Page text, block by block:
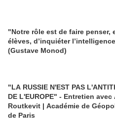
"Notre rôle est de faire penser,
élèves, d’inquiéter
(Gustave Monod)
"LA RUSSIE N'EST PAS
DE L'EUROPE" - Entretien avec Alexeï
Routkevit | Académie de Géopolitique
de Paris